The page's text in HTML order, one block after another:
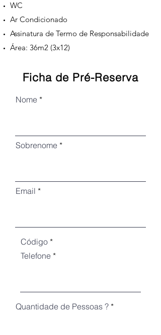
WC
Ar Condicionado
Assinatura de Termo de Responsabilidade
Área: 36m2 (3x12)
Ficha de Pré-Reserva
Nome
Sobrenome
Email
Código
Telefone
Quantidade de Pessoas ?